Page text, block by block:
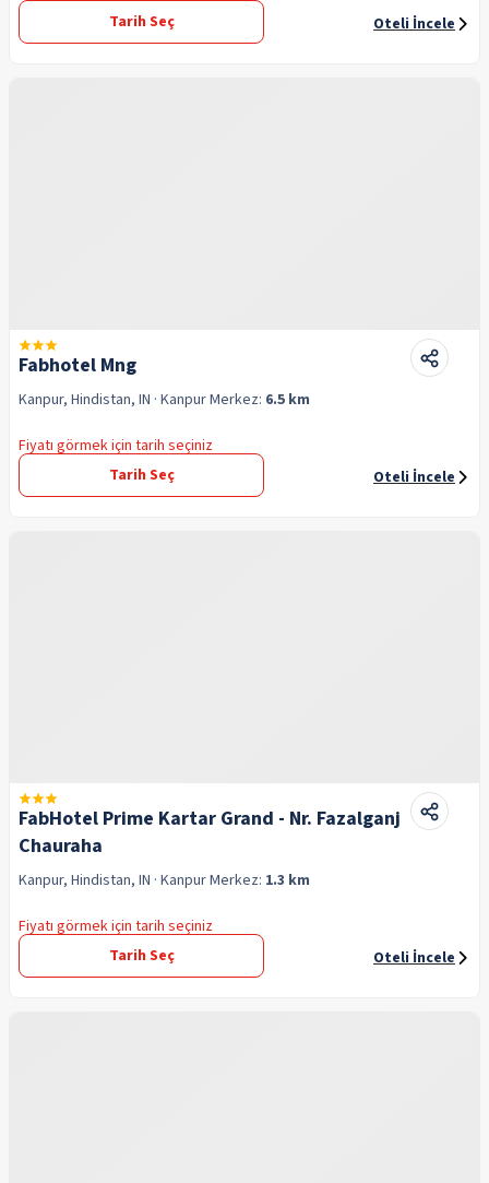
Tarih Seç
Oteli İncele
Fabhotel Mng
Kanpur, Hindistan, IN · KanpurMerkez: 6.5 km
Fiyatı görmek için tarih seçiniz
Tarih Seç
Oteli İncele
FabHotel Prime Kartar Grand - Nr. Fazalganj
Chauraha
Kanpur, Hindistan, IN · KanpurMerkez: 1.3 km
Fiyatı görmek için tarih seçiniz
Tarih Seç
Oteli İncele